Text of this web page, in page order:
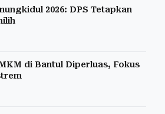
2026: DPS Tetapkan
di Bantul Diperluas, Fokus